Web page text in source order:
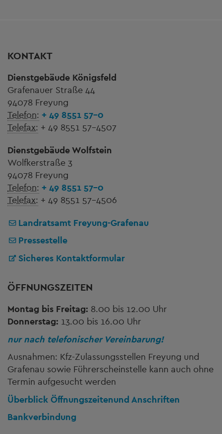
KONTAKT
Dienstgebäude Königsfeld
Grafenauer Straße 44
94078 Freyung
Telefon: + 49 8551 57-0
Telefax: + 49 8551 57-4507
Dienstgebäude Wolfstein
Wolfkerstraße 3
94078 Freyung
Telefon: + 49 8551 57-0
Telefax: + 49 8551 57-4506
Landratsamt Freyung-Grafenau
Pressestelle
Sicheres Kontaktformular
ÖFFNUNGSZEITEN
Montag bis Freitag: 8.00 bis 12.00 Uhr
Donnerstag: 13.00 bis 16.00 Uhr
nur nach telefonischer Vereinbarung!
Ausnahmen: Kfz-Zulassungsstellen Freyung und
Grafenau sowie Führerscheinstelle kann auch ohne
Termin aufgesucht werden
Überblick Öffnungszeitenund Anschriften
Bankverbindung